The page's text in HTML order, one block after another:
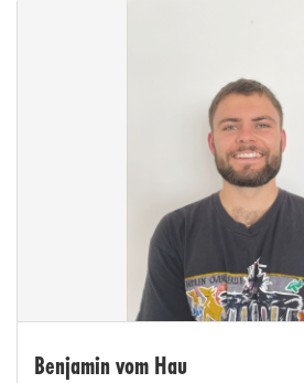
Benjamin vom Hau